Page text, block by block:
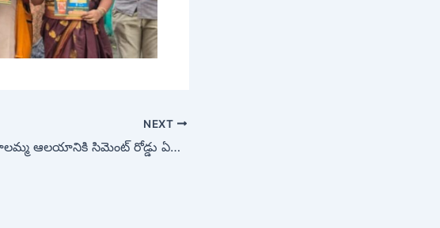
NEXT
నాగాలమ్మ ఆలయానికి సిమెంట్ రోడ్డు ఏర్పాటు